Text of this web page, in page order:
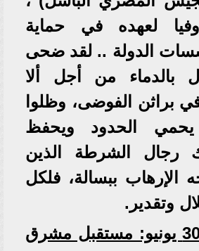
لعهده في حماية
الدولة .. لقد ضحى
بالدماء من أجل ألا
الفوضى، وظلوا
يحمي الحدود ويحفظ
رجال الشرطة الذين
الإرهاب ببسالة، فلكل
وتقدير.
**مصر بعد 30 يونيو: مستقبل مشرق